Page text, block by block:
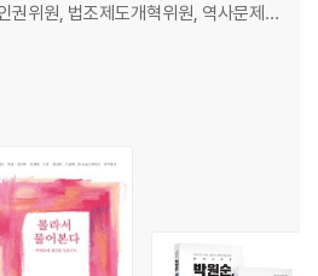
음
운 원칙
권위원, 법조제도개혁위원, 역사문제연
위원, 한국정신대대책협의회 자문위원
호사의 발자취이다. 90년대 초반에는